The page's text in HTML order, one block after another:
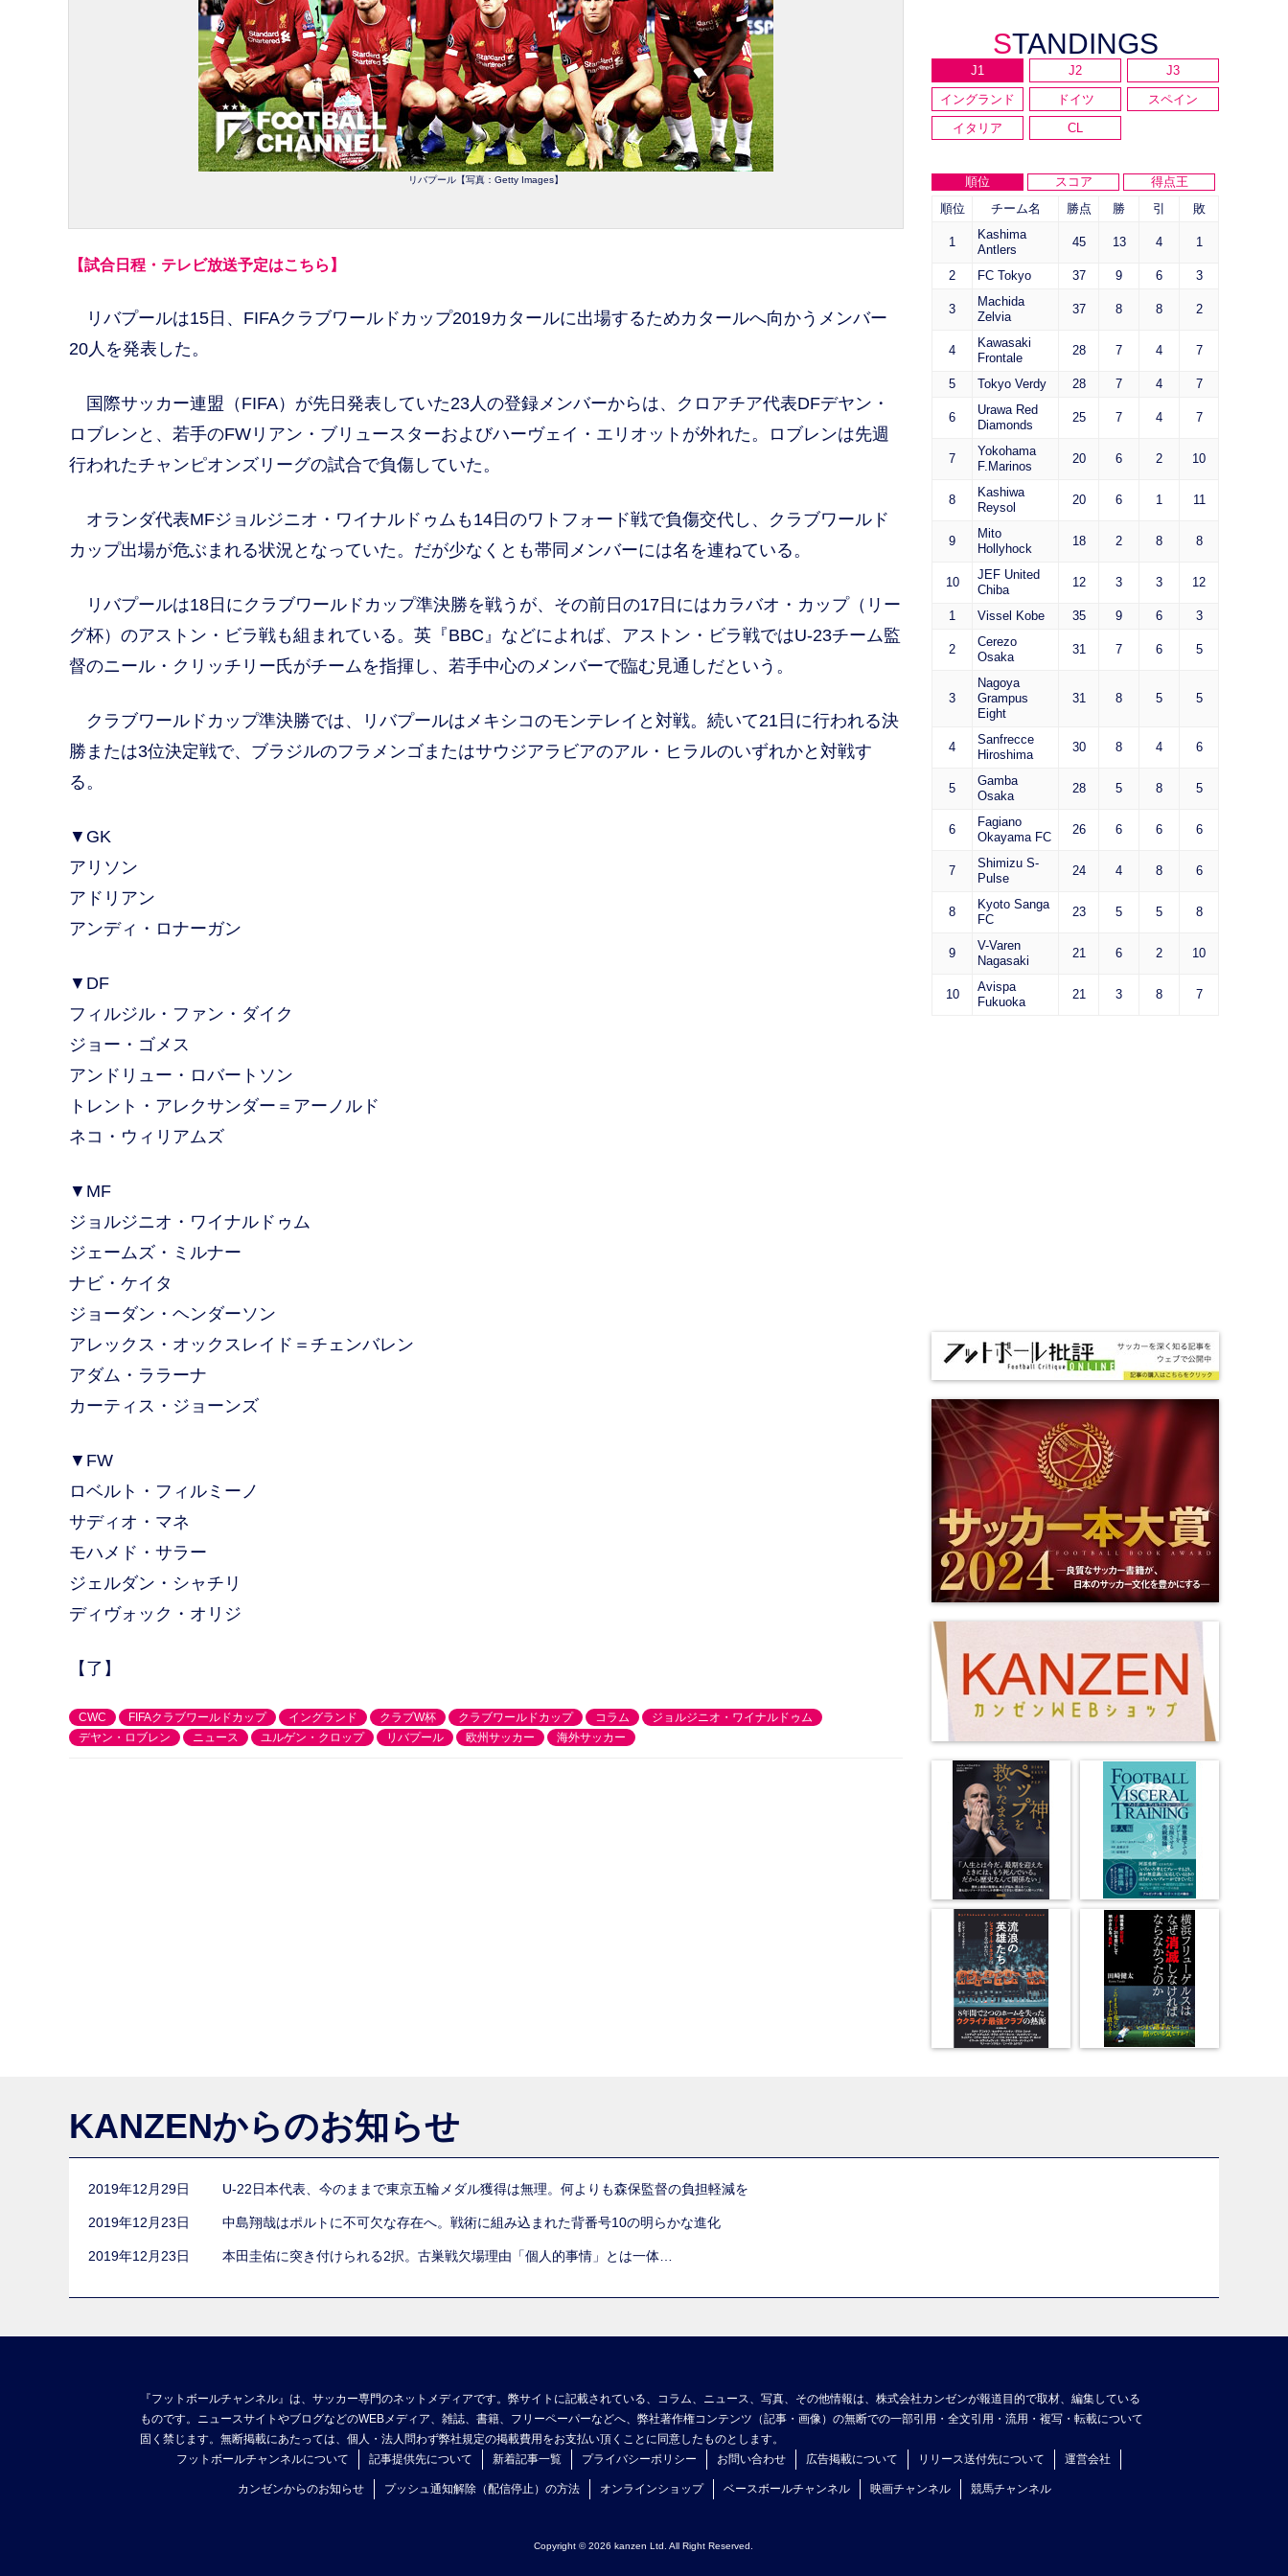
リバプール【写真：Getty Images】
【試合日程・テレビ放送予定はこちら】
リバプールは15日、FIFAクラブワールドカップ2019カタールに出場するためカタールへ向かうメンバー
20人を発表した。
国際サッカー連盟（FIFA）が先日発表していた23人の登録メンバーからは、クロアチア代表DFデヤン・
ロブレンと、若手のFWリアン・ブリュースターおよびハーヴェイ・エリオットが外れた。ロブレンは先週
行われたチャンピオンズリーグの試合で負傷していた。
オランダ代表MFジョルジニオ・ワイナルドゥムも14日のワトフォード戦で負傷交代し、クラブワールド
カップ出場が危ぶまれる状況となっていた。だが少なくとも帯同メンバーには名を連ねている。
リバプールは18日にクラブワールドカップ準決勝を戦うが、その前日の17日にはカラバオ・カップ（リー
グ杯）のアストン・ビラ戦も組まれている。英『BBC』などによれば、アストン・ビラ戦ではU-23チーム監
督のニール・クリッチリー氏がチームを指揮し、若手中心のメンバーで臨む見通しだという。
クラブワールドカップ準決勝では、リバプールはメキシコのモンテレイと対戦。続いて21日に行われる決
勝または3位決定戦で、ブラジルのフラメンゴまたはサウジアラビアのアル・ヒラルのいずれかと対戦す
る。
▼GK
アリソン
アドリアン
アンディ・ロナーガン
▼DF
フィルジル・ファン・ダイク
ジョー・ゴメス
アンドリュー・ロバートソン
トレント・アレクサンダー＝アーノルド
ネコ・ウィリアムズ
▼MF
ジョルジニオ・ワイナルドゥム
ジェームズ・ミルナー
ナビ・ケイタ
ジョーダン・ヘンダーソン
アレックス・オックスレイド＝チェンバレン
アダム・ララーナ
カーティス・ジョーンズ
▼FW
ロベルト・フィルミーノ
サディオ・マネ
モハメド・サラー
ジェルダン・シャチリ
ディヴォック・オリジ
【了】
CWC FIFAクラブワールドカップ イングランド クラブW杯 クラブワールドカップ コラム
ジョルジニオ・ワイナルドゥム
デヤン・ロブレン
ニュース ユルゲン・クロップ リバプール 欧州サッカー 海外サッカー
STANDINGS
J1 J2
J3
イングランド
ドイツ
スペイン
イタリア
CL
順位 スコア
得点王
順位
チーム名 勝点 勝 引 敗
1
Kashima
Antlers
45 13 4 1
2 FC Tokyo 37 9 6 3
3
Machida
Zelvia
37 8 8 2
4
Kawasaki
Frontale
28 7 4 7
5 Tokyo Verdy 28 7 4 7
6
Urawa Red
Diamonds
25 7 4 7
7
Yokohama
F.Marinos
20 6 2 10
8
Kashiwa
Reysol
20 6 1 11
9
Mito
Hollyhock
18 2 8 8
10
JEF United
Chiba
12 3 3 12
1 Vissel Kobe 35 9 6 3
2
Cerezo
Osaka
31 7 6 5
3
Nagoya
Grampus
Eight
31 8 5 5
4
Sanfrecce
Hiroshima
30 8 4 6
5
Gamba
Osaka
28 5 8 5
6
Fagiano
Okayama FC
26 6 6 6
7
Shimizu S-
Pulse
24 4 8 6
8
Kyoto Sanga
FC
23 5 5 8
9
V-Varen
Nagasaki
21 6 2 10
10
Avispa
Fukuoka
21 3 8 7
KANZENからのお知らせ
2019年12月29日 U-22日本代表、今のままで東京五輪メダル獲得は無理。何よりも森保監督の負担軽減を
2019年12月23日 中島翔哉はポルトに不可欠な存在へ。戦術に組み込まれた背番号10の明らかな進化
2019年12月23日 本田圭佑に突き付けられる2択。古巣戦欠場理由「個人的事情」とは一体…
『フットボールチャンネル』は、サッカー専門のネットメディアです。弊サイトに記載されている、コラム、ニュース、写真、その他情報は、株式会社カンゼンが報道目的で取材、編集している
ものです。ニュースサイトやブログなどのWEBメディア、雑誌、書籍、フリーペーパーなどへ、弊社著作権コンテンツ（記事・画像）の無断での一部引用・全文引用・流用・複写・転載について
固く禁じます。無断掲載にあたっては、個人・法人問わず弊社規定の掲載費用をお支払い頂くことに同意したものとします。
フットボールチャンネルについて
記事提供先について 新着記事一覧 プライバシーポリシー お問い合わせ 広告掲載について リリース送付先について 運営会社
カンゼンからのお知らせ プッシュ通知解除（配信停止）の方法 オンラインショップ ベースボールチャンネル 映画チャンネル 競馬チャンネル
Copyright © 2026 kanzen Ltd. All Right Reserved.